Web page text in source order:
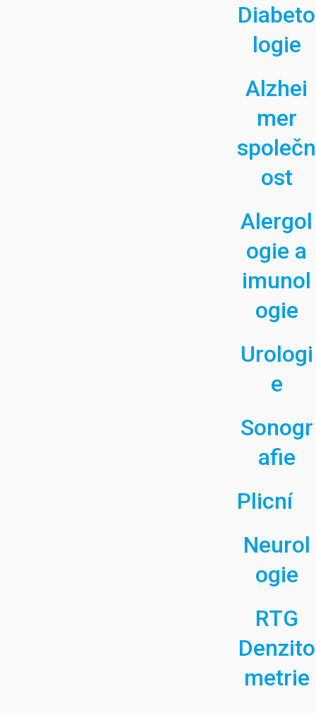
Diabeto
logie
Alzhei
mer
společn
ost
Alergol
ogie a
imunol
ogie
Urologi
e
Sonogr
afie
Plicní
Neurol
ogie
RTG
Denzito
metrie